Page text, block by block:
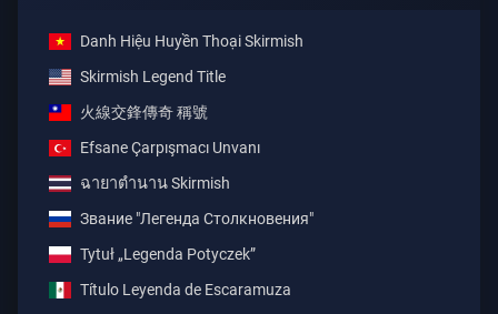
Danh Hiệu Huyền Thoại Skirmish
Skirmish Legend Title
火線交鋒傳奇 稱號
Efsane Çarpışmacı Unvanı
ฉายาตำนาน Skirmish
Звание "Легенда Столкновения"
Tytuł „Legenda Potyczek”
Título Leyenda de Escaramuza